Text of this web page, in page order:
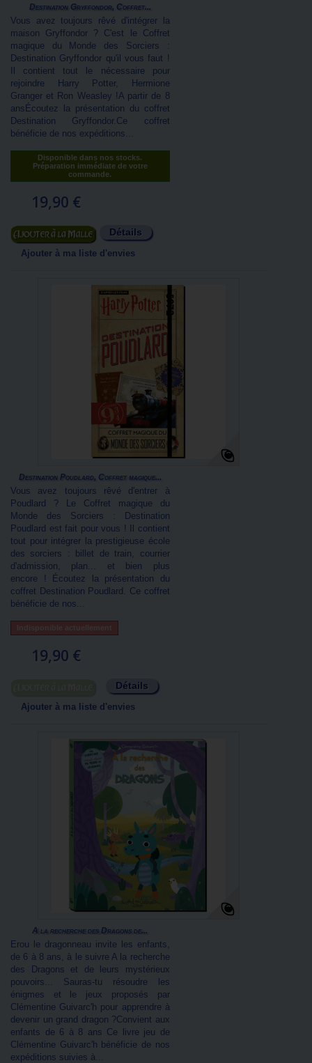
Destination Gryffondor, Coffret...
Vous avez toujours rêvé d'intégrer la
maison Gryffondor ? C'est le Coffret
magique du Monde des Sorciers :
Destination Gryffondor qu'il vous faut !
Il contient tout le nécessaire pour
rejoindre Harry Potter, Hermione
Granger et Ron Weasley !A partir de 8
ansÉcoutez la présentation du coffret
Destination Gryffondor.Ce coffret
bénéficie de nos expéditions...
Disponible dans nos stocks.
Préparation immédiate de votre
commande.
19,90 €
Ajouter au panier Détails
Ajouter à ma liste d'envies
Destination Poudlard, Coffret magique...
Vous avez toujours rêvé d'entrer à
Poudlard ? Le Coffret magique du
Monde des Sorciers : Destination
Poudlard est fait pour vous ! Il contient
tout pour intégrer la prestigieuse école
des sorciers : billet de train, courrier
d'admission, plan... et bien plus
encore ! Écoutez la présentation du
coffret Destination Poudlard. Ce coffret
bénéficie de nos...
Indisponible actuellement
19,90 €
Détails
Ajouter à ma liste d'envies
A la recherche des Dragons de...
Erou le dragonneau invite les enfants,
de 6 à 8 ans, à le suivre A la recherche
des Dragons et de leurs mystérieux
pouvoirs... Sauras-tu résoudre les
énigmes et le jeux proposés par
Clémentine Guivarc'h pour apprendre à
devenir un grand dragon ?Convient aux
enfants de 6 à 8 ans Ce livre jeu de
Clémentine Guivarc'h bénéficie de nos
expéditions suivies à...